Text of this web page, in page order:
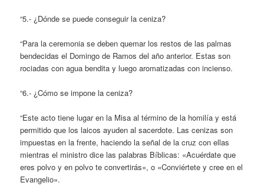
“5.- ¿Dónde se puede conseguir la ceniza?
“Para la ceremonia se deben quemar los restos de las palmas
bendecidas el Domingo de Ramos del año anterior. Estas son
rociadas con agua bendita y luego aromatizadas con incienso.
“6.- ¿Cómo se impone la ceniza?
“Este acto tiene lugar en la Misa al término de la homilía y está
permitido que los laicos ayuden al sacerdote. Las cenizas son
impuestas en la frente, haciendo la señal de la cruz con ellas
mientras el ministro dice las palabras Bíblicas: «Acuérdate que
eres polvo y en polvo te convertirás», o «Conviértete y cree en el
Evangelio».